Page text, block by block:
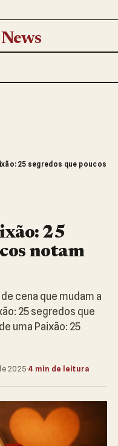
News
25 segredos que poucos
25
notam
cena que mudam a
25 segredos que
uma Paixão: 25
2025·4 min de leitura